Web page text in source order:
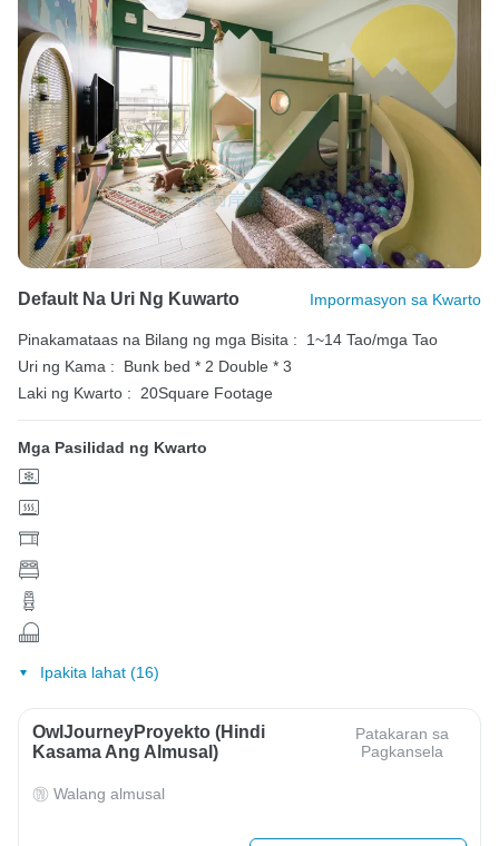
Default Na Uri Ng Kuwarto Impormasyon sa Kwarto
Pinakamataas na Bilang ng mga Bisita :
1~14 Tao/mga Tao
Uri ng Kama :
Bunk bed * 2 Double * 3
Laki ng Kwarto :
20Square Footage
Mga Pasilidad ng Kwarto
Ipakita lahat (16)
OwlJourneyProyekto (Hindi
Kasama Ang Almusal)
Patakaran sa
Pagkansela
Walang almusal